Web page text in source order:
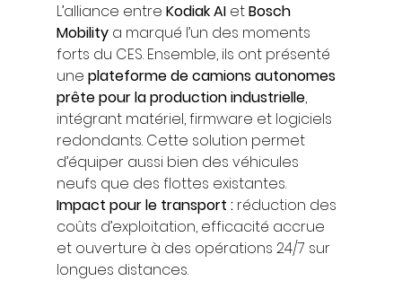
L’alliance entre Kodiak AI et Bosch
Mobility a marqué l’un des moments
forts du CES. Ensemble, ils ont présenté
une plateforme de camions autonomes
prête pour la production industrielle,
intégrant matériel, firmware et logiciels
redondants. Cette solution permet
d’équiper aussi bien des véhicules
neufs que des flottes existantes.
Impact pour le transport : réduction des
coûts d’exploitation, efficacité accrue
et ouverture à des opérations 24/7 sur
longues distances.